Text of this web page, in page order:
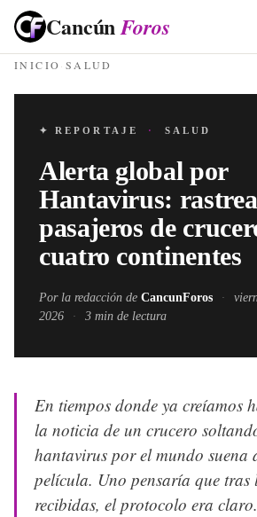
CancúnForos
INICIO· SALUD
✦ REPORTAJE · SALUD
Alerta global por
Hantavirus:
pasajeros de
cuatro continentes
Por la redacción de CancunForos ·
2026
· 3 min de lectura
En tiempos donde ya creíamos
la noticia de un crucero
hantavirus por el mundo suena
película. Uno pensaría que tras
recibidas, el protocolo era